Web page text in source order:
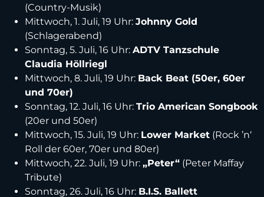
(Country-Musik)
Mittwoch, 1. Juli, 19 Uhr: Johnny Gold
(Schlagerabend)
Sonntag, 5. Juli, 16 Uhr: ADTV Tanzschule
Claudia Höllriegl
Mittwoch, 8. Juli, 19 Uhr: Back Beat (50er, 60er
und 70er)
Sonntag, 12. Juli, 16 Uhr: Trio American Songbook
(20er und 50er)
Mittwoch, 15. Juli, 19 Uhr: Lower Market (Rock ’n‘
Roll der 60er, 70er und 80er)
Mittwoch, 22. Juli, 19 Uhr: „Peter“ (Peter Maffay
Tribute)
Sonntag, 26. Juli, 16 Uhr: B.I.S. Ballett